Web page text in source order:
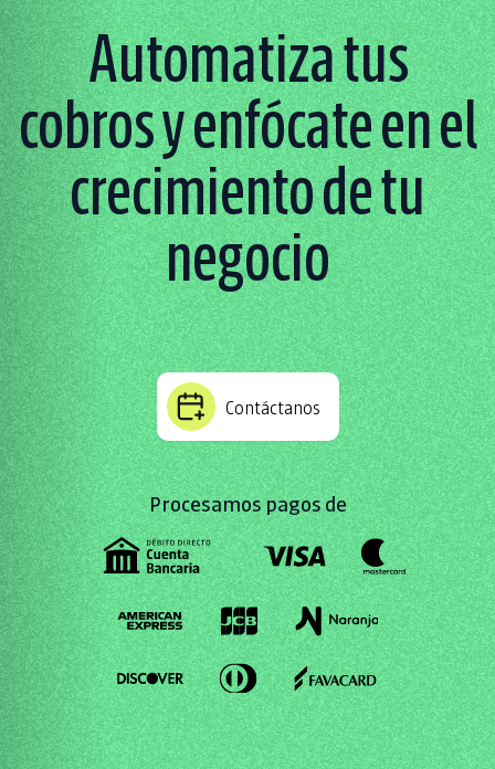
Automatiza tus
cobros y enfócate en el
crecimiento de tu
negocio
Contáctanos
Procesamos pagos de